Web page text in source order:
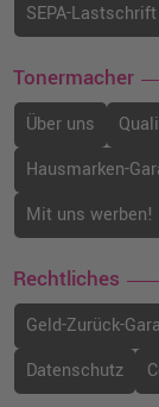
SEPA-Lastschrift
Tonermacher
Über uns
Hausmarken-
Mit uns werben!
Rechtliches
Geld-Zurück-
Datenschutz